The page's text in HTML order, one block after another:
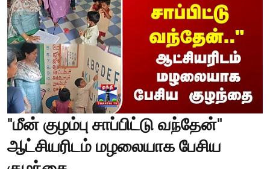
"மீன் குழம்பு சாப்பிட்டு வந்தேன்"
ஆட்சியரிடம் மழலையாக பேசிய